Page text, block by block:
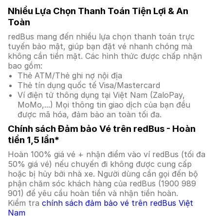
Nhiều Lựa Chọn Thanh Toán Tiện Lợi & An
Toàn
redBus mang đến nhiều lựa chọn thanh toán trực
tuyến bảo mật, giúp bạn đặt vé nhanh chóng mà
không cần tiền mặt. Các hình thức được chấp nhận
bao gồm:
Thẻ ATM/Thẻ ghi nợ nội địa
Thẻ tín dụng quốc tế Visa/Mastercard
Ví điện tử thông dụng tại Việt Nam (ZaloPay,
MoMo,...) Mọi thông tin giao dịch của bạn đều
được mã hóa, đảm bảo an toàn tối đa.
Chính sách Đảm bảo Vé trên redBus - Hoàn
tiền 1,5 lần*
Hoàn 100% giá vé + nhận điểm vào ví redBus (tối đa
50% giá vé) nếu chuyến đi không được cung cấp
hoặc bị hủy bởi nhà xe. Người dùng cần gọi đến bộ
phận chăm sóc khách hàng của redBus (1900 989
901) để yêu cầu hoàn tiền và nhận tiền hoàn.
Kiểm tra chính sách đảm bảo vé trên redBus Việt
Nam